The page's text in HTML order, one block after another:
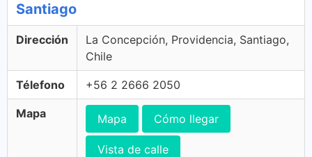
Santiago
Dirección
La Concepción, Providencia, Santiago,
Chile
Télefono +56 2 2666 2050
Mapa Mapa Cómo llegar
Vista de calle